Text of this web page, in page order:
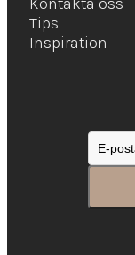
Tips
Inspiration